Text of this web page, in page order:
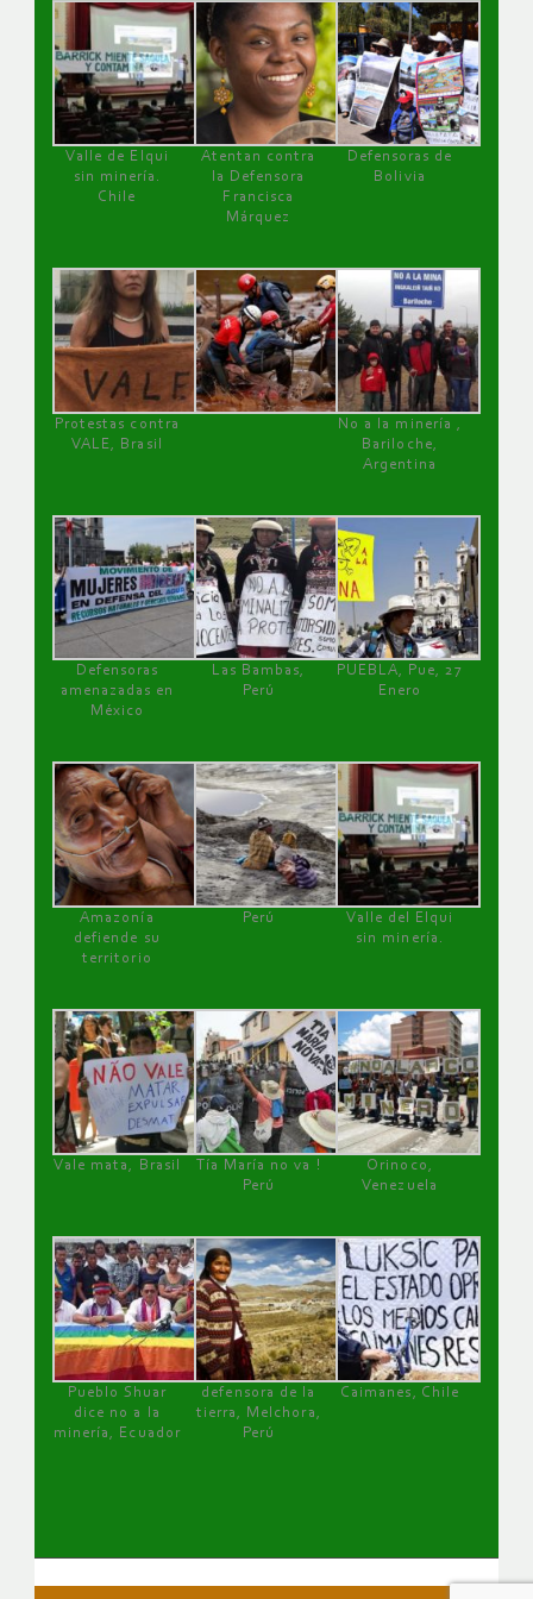
Valle de Elqui
sin minería.
Chile
Atentan contra
la Defensora
Francisca
Márquez
Defensoras de
Bolivia
Protestas contra
VALE, Brasil
No a la minería ,
Bariloche,
Argentina
Defensoras
amenazadas en
México
Las Bambas,
Perú
PUEBLA, Pue, 27
Enero
Amazonía
defiende su
territorio
Perú
Valle del Elqui
sin minería.
Vale mata, Brasil
Tía María no va !
Perú
Orinoco,
Venezuela
Pueblo Shuar
dice no a la
minería, Ecuador
defensora de la
tierra, Melchora,
Perú
Caimanes, Chile